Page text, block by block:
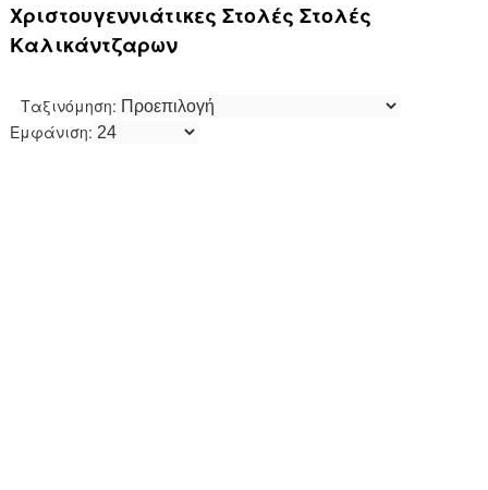
Χριστουγεννιάτικες Στολές Στολές
Καλικάντζαρων
Ταξινόμηση:
Εμφάνιση: